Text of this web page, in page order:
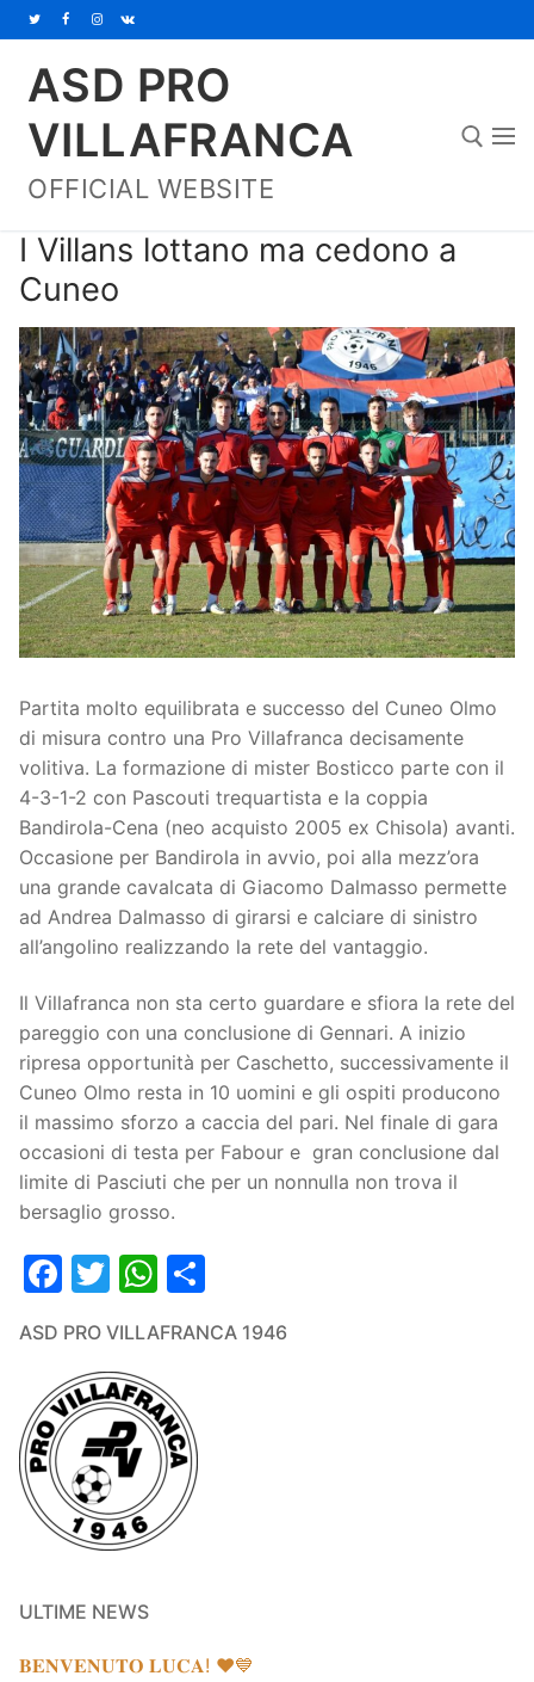
al
contenuto
ASD PRO
VILLAFRANCA
OFFICIAL WEBSITE
Home
Società
La Storia
Organigramma
Centro Sportivo
Prima Squadra
Settore Giovanile
Organizzazione
Piccoli amici
Pulcini
Primi calci
Esordienti
Campionati
Eccellenza
Settore Giovanile
Contatti
Sponsor
I Villans lottano ma cedono a
Cuneo
Partita molto equilibrata e successo del Cuneo Olmo
di misura contro una Pro Villafranca decisamente
volitiva. La formazione di mister Bosticco parte con il
4-3-1-2 con Pascouti trequartista e la coppia
Bandirola-Cena (neo acquisto 2005 ex Chisola) avanti.
Occasione per Bandirola in avvio, poi alla mezz’ora
una grande cavalcata di Giacomo Dalmasso permette
ad Andrea Dalmasso di girarsi e calciare di sinistro
all’angolino realizzando la rete del vantaggio.
Il Villafranca non sta certo guardare e sfiora la rete del
pareggio con una conclusione di Gennari. A inizio
ripresa opportunità per Caschetto, successivamente il
Cuneo Olmo resta in 10 uomini e gli ospiti producono
il massimo sforzo a caccia del pari. Nel finale di gara
occasioni di testa per Fabour e gran conclusione dal
limite di Pasciuti che per un nonnulla non trova il
bersaglio grosso.
Facebook
TwitterWhatsApp
ASD PRO VILLAFRANCA 1946
ULTIME NEWS
𝐁𝐄𝐍𝐕𝐄𝐍𝐔𝐓𝐎 𝐋𝐔𝐂𝐀! ❤️💙